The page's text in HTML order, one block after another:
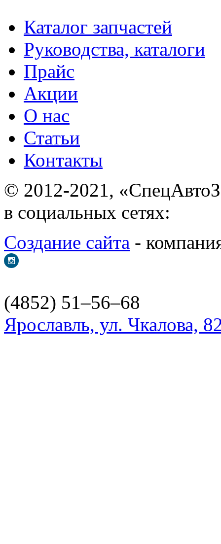
Каталог запчастей
Руководства, каталоги
Прайс
Акции
О нас
Статьи
Контакты
© 2012-2021,
в социальных сетях:
Создание сайта -
(4852) 51–56–68
Ярославль, ул. Чкалова,